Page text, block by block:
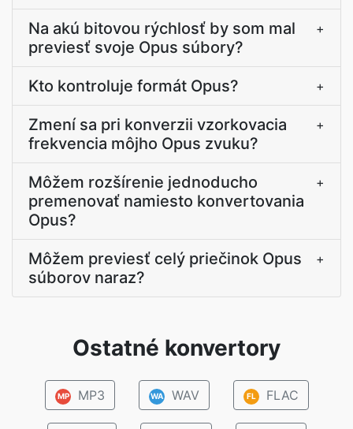
Na akú bitovou rýchlosť by som mal
previesť svoje Opus súbory?
+
Kto kontroluje formát Opus? +
Zmení sa pri konverzii vzorkovacia
frekvencia môjho Opus zvuku?
+
Môžem rozšírenie jednoducho
premenovať namiesto konvertovania
Opus?
+
Môžem previesť celý priečinok Opus
súborov naraz?
+
Ostatné konvertory
MP MP3 WA WAV FL FLAC